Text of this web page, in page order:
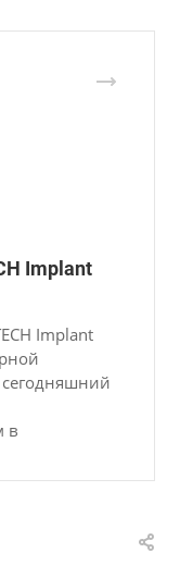
Implant
Implant
сегодняшний
в